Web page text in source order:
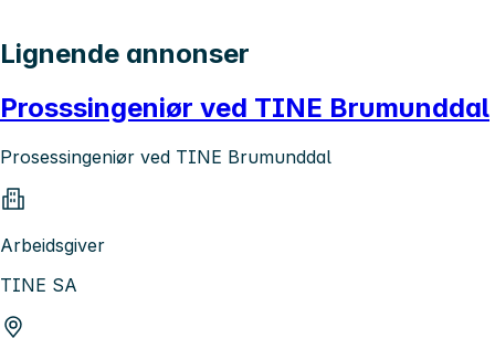
Lignende annonser
Prosssingeniør ved TINE Brumunddal
Prosessingeniør ved TINE Brumunddal
Arbeidsgiver
TINE SA